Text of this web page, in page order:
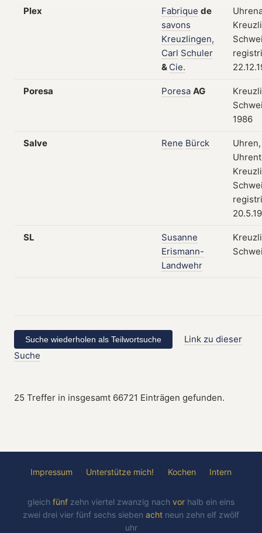
Plex Fabrique de
savons
Kreuzlingen,
Carl Schuler
& Cie.
Poresa Poresa AG
1986
Salve Rene Bürck
Uhren,
SL
Susanne
Erismann-
Landwehr
Link zu dieser
Suche
25 Treffer in insgesamt 66721 Einträgen gefunden.
Impressum Unterstütze mich! Kochen Intern
gleich fünf zehn viertel zwanzig nach vor halb ein eins
zwei drei vier fünf sechs sieben acht neun zehn elf zwölf
uhr